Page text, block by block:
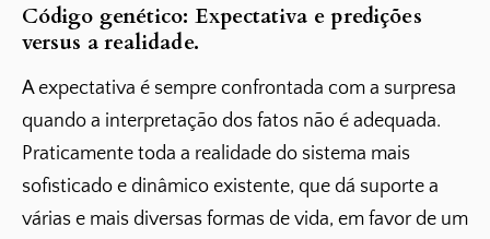
Código genético: Expectativa e predições
versus a realidade.
A expectativa é sempre confrontada com a surpresa
quando a interpretação dos fatos não é adequada.
Praticamente toda a realidade do sistema mais
sofisticado e dinâmico existente, que dá suporte a
várias e mais diversas formas de vida, em favor de um